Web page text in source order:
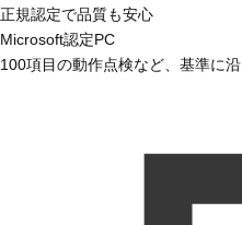
正規認定で品質も安心
Microsoft認定PC
100項目の動作点検など、基準に